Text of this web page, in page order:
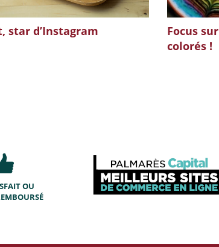
star d’Instagram
Focus
colorés !
OU